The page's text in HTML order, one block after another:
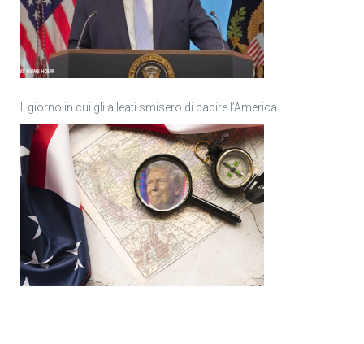
Il giorno in cui gli alleati smisero di capire l’America